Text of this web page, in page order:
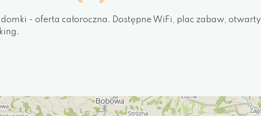
domki - oferta całoroczna. Dostępne WiFi, plac zabaw, otwarty